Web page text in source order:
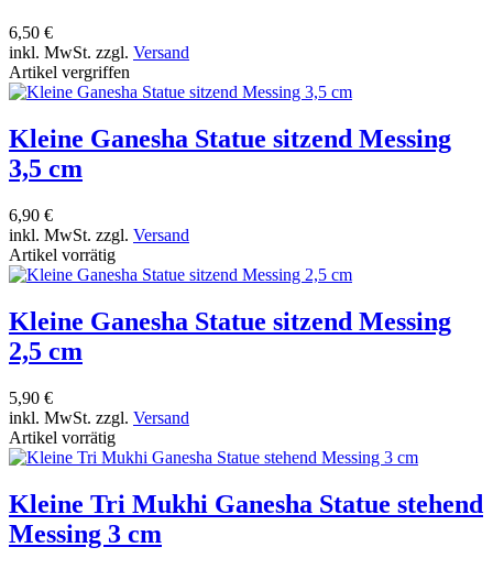
6,50 €
inkl. MwSt. zzgl. Versand
Artikel vergriffen
Kleine Ganesha Statue sitzend Messing
3,5 cm
6,90 €
inkl. MwSt. zzgl. Versand
Artikel vorrätig
Kleine Ganesha Statue sitzend Messing
2,5 cm
5,90 €
inkl. MwSt. zzgl. Versand
Artikel vorrätig
Kleine Tri Mukhi Ganesha Statue stehend
Messing 3 cm